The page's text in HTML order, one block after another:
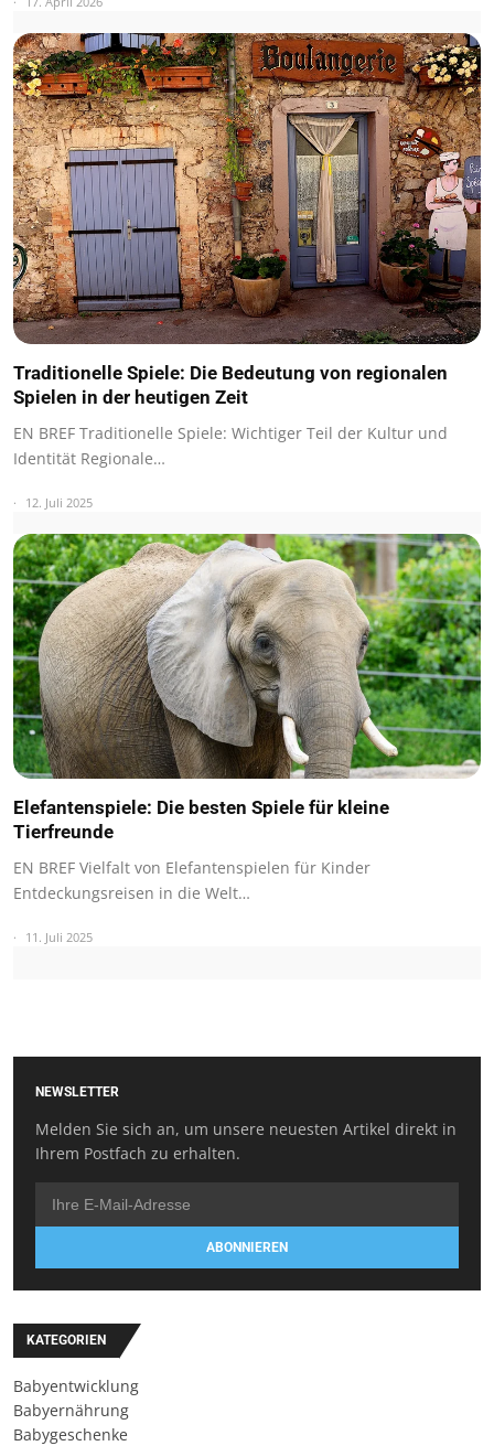
Traditionelle Spiele: Die Bedeutung von regionalen
Spielen in der heutigen Zeit
EN BREF Traditionelle Spiele: Wichtiger Teil der Kultur und
Identität Regionale…
12. Juli 2025
Elefantenspiele: Die besten Spiele für kleine
Tierfreunde
EN BREF Vielfalt von Elefantenspielen für Kinder
Entdeckungsreisen in die Welt…
11. Juli 2025
NEWSLETTER
Melden Sie sich an, um unsere neuesten Artikel direkt in
Ihrem Postfach zu erhalten.
ABONNIEREN
KATEGORIEN
Babyentwicklung
Babyernährung
Babygeschenke